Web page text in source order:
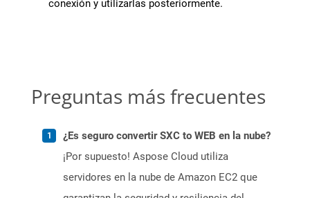
conexión y utilizarlas posteriormente.
Preguntas más frecuentes
¿Es seguro convertir SXC to WEB en la nube?
¡Por supuesto! Aspose Cloud utiliza
servidores en la nube de Amazon EC2 que